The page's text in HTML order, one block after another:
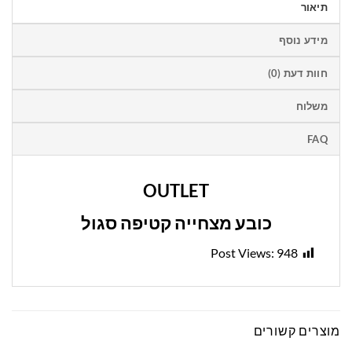
תיאור
מידע נוסף
חוות דעת (0)
משלוח
FAQ
OUTLET
כובע מצחייה קטיפה סגול
Post Views: 948
מוצרים קשורים